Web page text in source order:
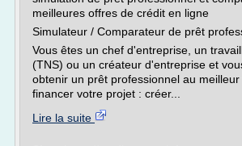
meilleures offres de crédit en ligne
Simulateur / Comparateur de prêt
Vous êtes un chef d'entreprise, un
(TNS) ou un créateur d'entreprise et
obtenir un prêt professionnel au
financer votre projet : créer...
Lire la suite